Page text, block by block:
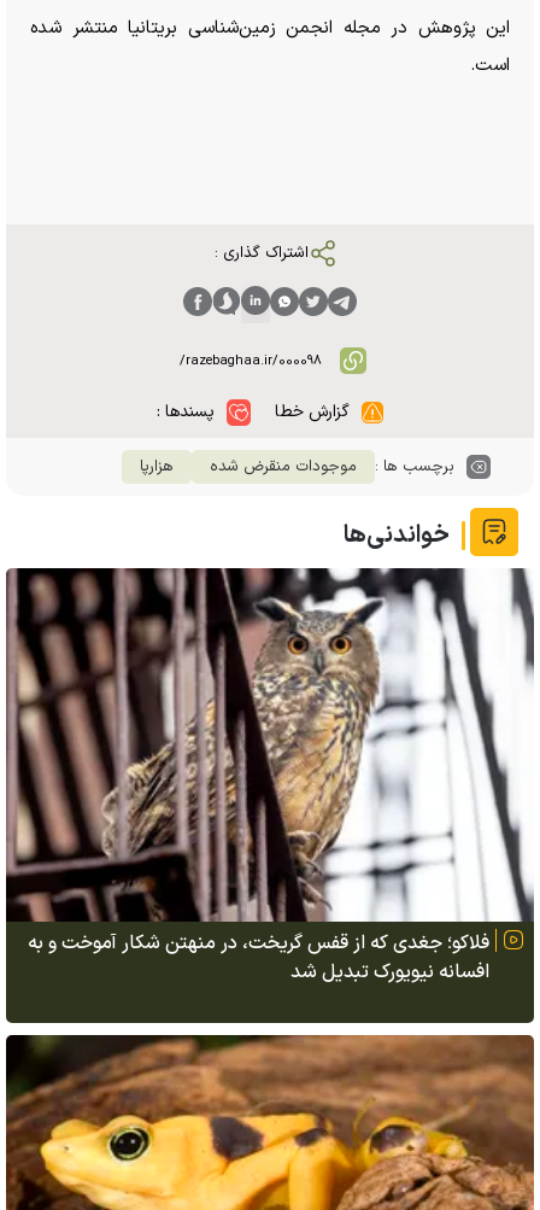
این پژوهش در مجله انجمن زمین‌شناسی بریتانیا منتشر شده
است.
اشتراک گذاری :
گزارش خطا پسندها :
برچسب ها : موجودات منقرض شده هزارپا
خواندنی‌ها
فلاکو؛ جغدی که از قفس گریخت، در منهتن شکار آموخت و به
افسانه نیویورک تبدیل شد